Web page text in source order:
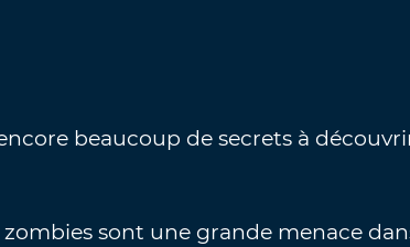
beaucoup de secrets à
sont une grande menace